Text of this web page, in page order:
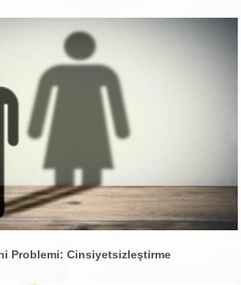
Problemi: Cinsiyetsizleştirme